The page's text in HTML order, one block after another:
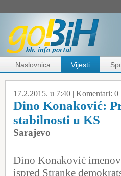
Naslovnica Vijesti
17.2.2015. u 7:40 | Komentari: 0
Dino Konaković:
stabilnosti u KS
Sarajevo
Dino Konaković
ispred Stranke